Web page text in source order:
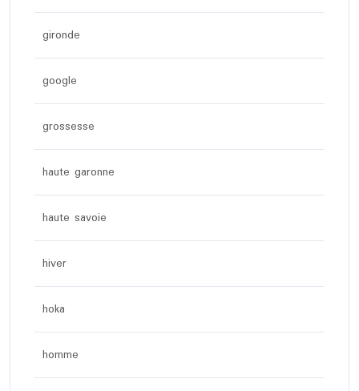
gironde
google
grossesse
haute garonne
haute savoie
hiver
hoka
homme